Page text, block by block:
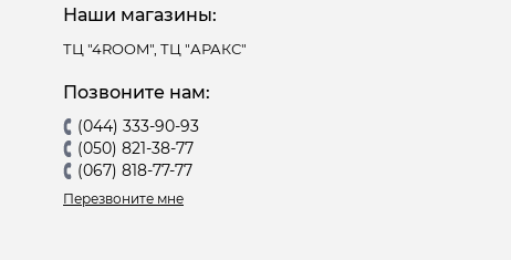
Наши магазины:
ТЦ "4ROOM", ТЦ "АРАКС"
Позвоните нам:
(044) 333-90-93
(050) 821-38-77
(067) 818-77-77
Перезвоните мне